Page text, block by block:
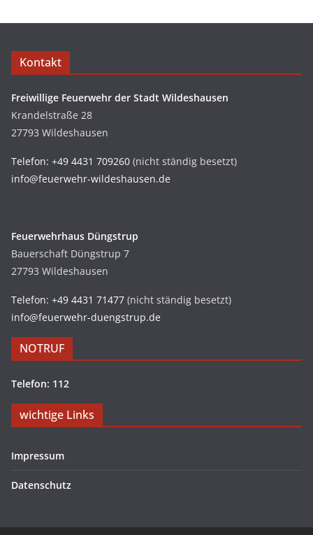
Kontakt
Freiwillige Feuerwehr der Stadt Wildeshausen
Krandelstraße 28
27793 Wildeshausen
Telefon: +49 4431 709260 (nicht ständig besetzt)
info@feuerwehr-wildeshausen.de
Feuerwehrhaus Düngstrup
Bauerschaft Düngstrup 7
27793 Wildeshausen
Telefon: +49 4431 71477 (nicht ständig besetzt)
info@feuerwehr-duengstrup.de
NOTRUF
Telefon: 112
wichtige Links
Impressum
Datenschutz